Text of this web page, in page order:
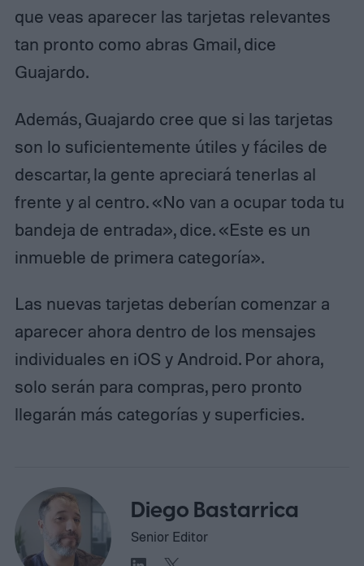
que veas aparecer las tarjetas relevantes
tan pronto como abras Gmail, dice
Guajardo.
Además, Guajardo cree que si las tarjetas
son lo suficientemente útiles y fáciles de
descartar, la gente apreciará tenerlas al
frente y al centro. «No van a ocupar toda tu
bandeja de entrada», dice. «Este es un
inmueble de primera categoría».
Las nuevas tarjetas deberían comenzar a
aparecer ahora dentro de los mensajes
individuales en iOS y Android. Por ahora,
solo serán para compras, pero pronto
llegarán más categorías y superficies.
Diego Bastarrica
Senior Editor